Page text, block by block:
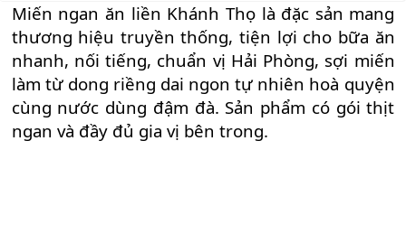
Miến ngan ăn liền Khánh Thọ là đặc sản mang
thương hiệu truyền thống, tiện lợi cho bữa ăn
nhanh, nối tiếng, chuẩn vị Hải Phòng, sợi miến
làm từ dong riềng dai ngon tự nhiên hoà quyện
cùng nước dùng đậm đà. Sản phẩm có gói thịt
ngan và đầy đủ gia vị bên trong.